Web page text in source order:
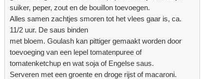
suiker, peper, zout en de bouillon toevoegen.
Alles samen zachtjes smoren tot het vlees gaar is, ca.
11/2 uur. De saus binden
met bloem. Goulash kan pittiger gemaakt worden door
toevoeging van een lepel tomatenpuree of
tomatenketchup en wat soja of Engelse saus.
Serveren met een groente en droge rijst of macaroni.